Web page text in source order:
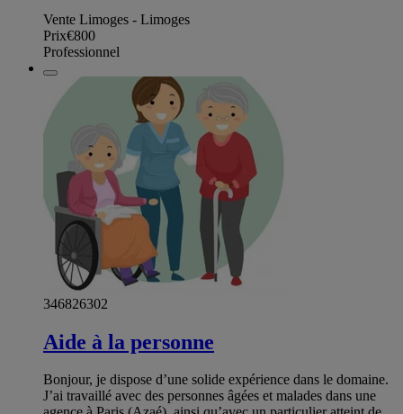
Vente Limoges - Limoges
Prix€800
Professionnel
346826302
Aide à la personne
Bonjour, je dispose d’une solide expérience dans le domaine.
J’ai travaillé avec des personnes âgées et malades dans une